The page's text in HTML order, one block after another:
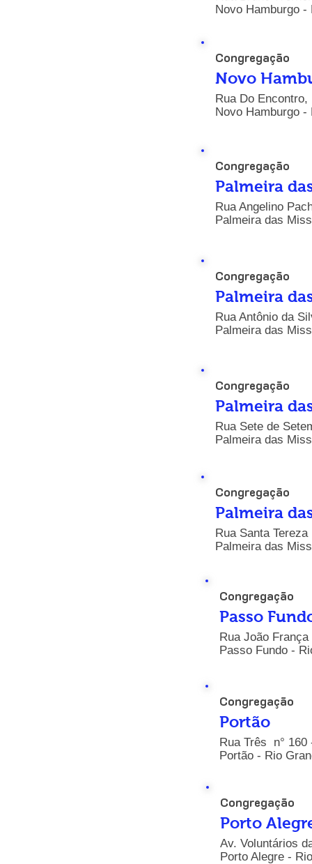
Novo Hamburgo
Congregação
Novo
Rua Do
Novo Hamburgo
Congregação
Palmeira
Rua Angelino
Palmeira das
Congregação
Palmeira
Rua Antônio da
Palmeira das
Congregação
Palmeira
Rua Sete de
Palmeira das
Congregação
Palmeira
Rua Santa
Palmeira das
Congregação
Passo
Rua João
Passo Fundo -
Congregação
Portão
Rua Três n° 160
Portão - Rio
Congregação
Porto
Av. Voluntários
Porto Alegre -